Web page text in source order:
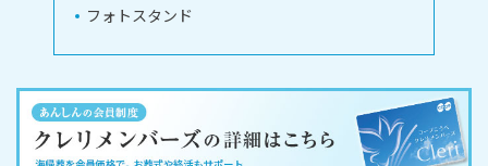
フォトスタンド